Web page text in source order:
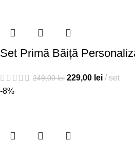
Set Primă Băiță
249,00lei 229,00 lei
set
-8%